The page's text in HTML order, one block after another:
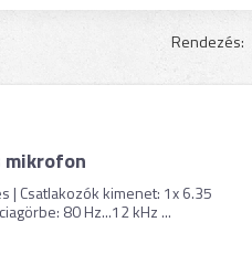
Rendezés:
mikrofon
| Csatlakozók kimenet: 1x 6.35
80 Hz...12 kHz ...